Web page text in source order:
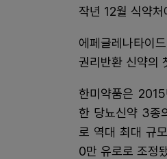
작년 12월 식약
에페글레나타이
권리반환 신약의
한미약품은
한 당뇨신약 3종
로 역대 최대 규
0만 유로로 조정